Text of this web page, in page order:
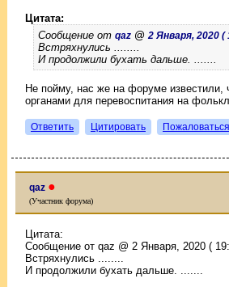
Цитата:
Сообщение от qaz @2 Января, 2020 (
Встряхнулись ........
И продолжили бухать дальше. .......
Не пойму, нас же на форуме
органами для перевоспитания на
Ответить Цитировать Пожаловаться
qaz ●
(Участник форума)
Цитата:
Сообщение от qaz @ 2 Января, 2020 (
Встряхнулись ........
И продолжили бухать дальше. .......